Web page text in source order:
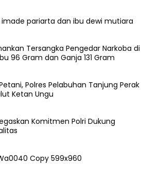
imade pariarta dan ibu dewi mutiara
Tersangka Pengedar Narkoba di
96 Gram dan Ganja 131 Gram
Polres Pelabuhan Tanjung Perak
Ketan Ungu
Komitmen Polri Dukung